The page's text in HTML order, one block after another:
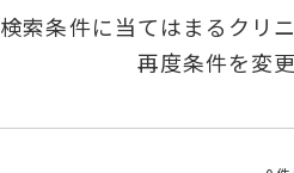
検索条件に当てはまるクリ
再度条件を変